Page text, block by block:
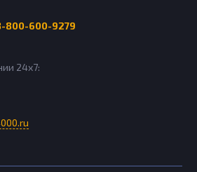
800-600-9279
24х7: